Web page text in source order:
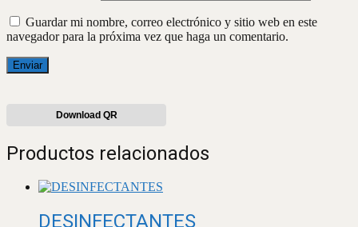
Guardar mi nombre, correo electrónico y sitio web en este
navegador para la próxima vez que haga un comentario.
Download QR
Productos relacionados
DESINFECTANTES